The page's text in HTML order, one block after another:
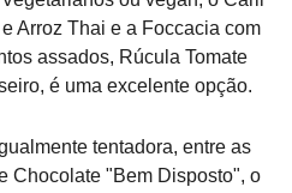
Arroz Thai e a Foccacia com
assados, Rúcula Tomate
é uma excelente opção.
tentadora, entre as
Chocolate "Bem Disposto", o